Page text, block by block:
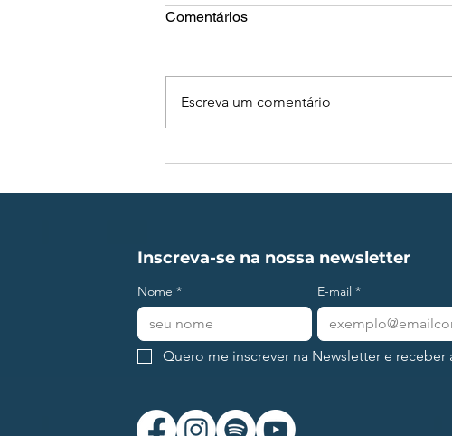
Comentários
Escreva um comentário
Inscreva-se na nossa newsletter
Nome * E-mail *
Quero me inscrever na Newsletter e receber